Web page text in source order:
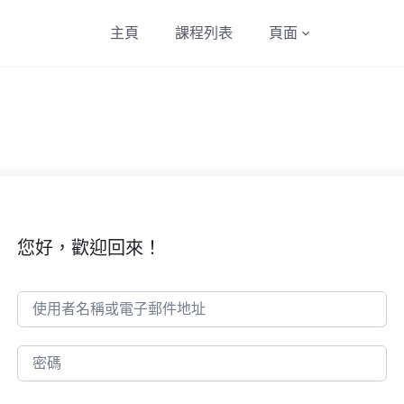
主頁 課程列表 頁面
您好，歡迎回來！